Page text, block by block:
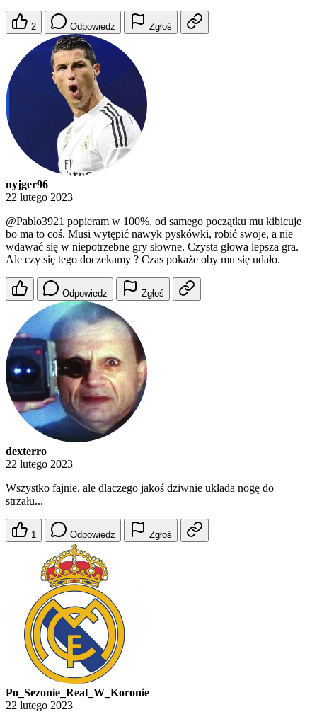
2 Odpowiedz Zgłoś
nyjger96
22 lutego 2023
@Pablo3921 popieram w 100%, od samego początku mu kibicuje
bo ma to coś. Musi wytępić nawyk pyskówki, robić swoje, a nie
wdawać się w niepotrzebne gry słowne. Czysta głowa lepsza gra.
Ale czy się tego doczekamy ? Czas pokaże oby mu się udało.
Odpowiedz Zgłoś
dexterro
22 lutego 2023
Wszystko fajnie, ale dlaczego jakoś dziwnie układa nogę do
strzału...
1 Odpowiedz Zgłoś
Po_Sezonie_Real_W_Koronie
22 lutego 2023